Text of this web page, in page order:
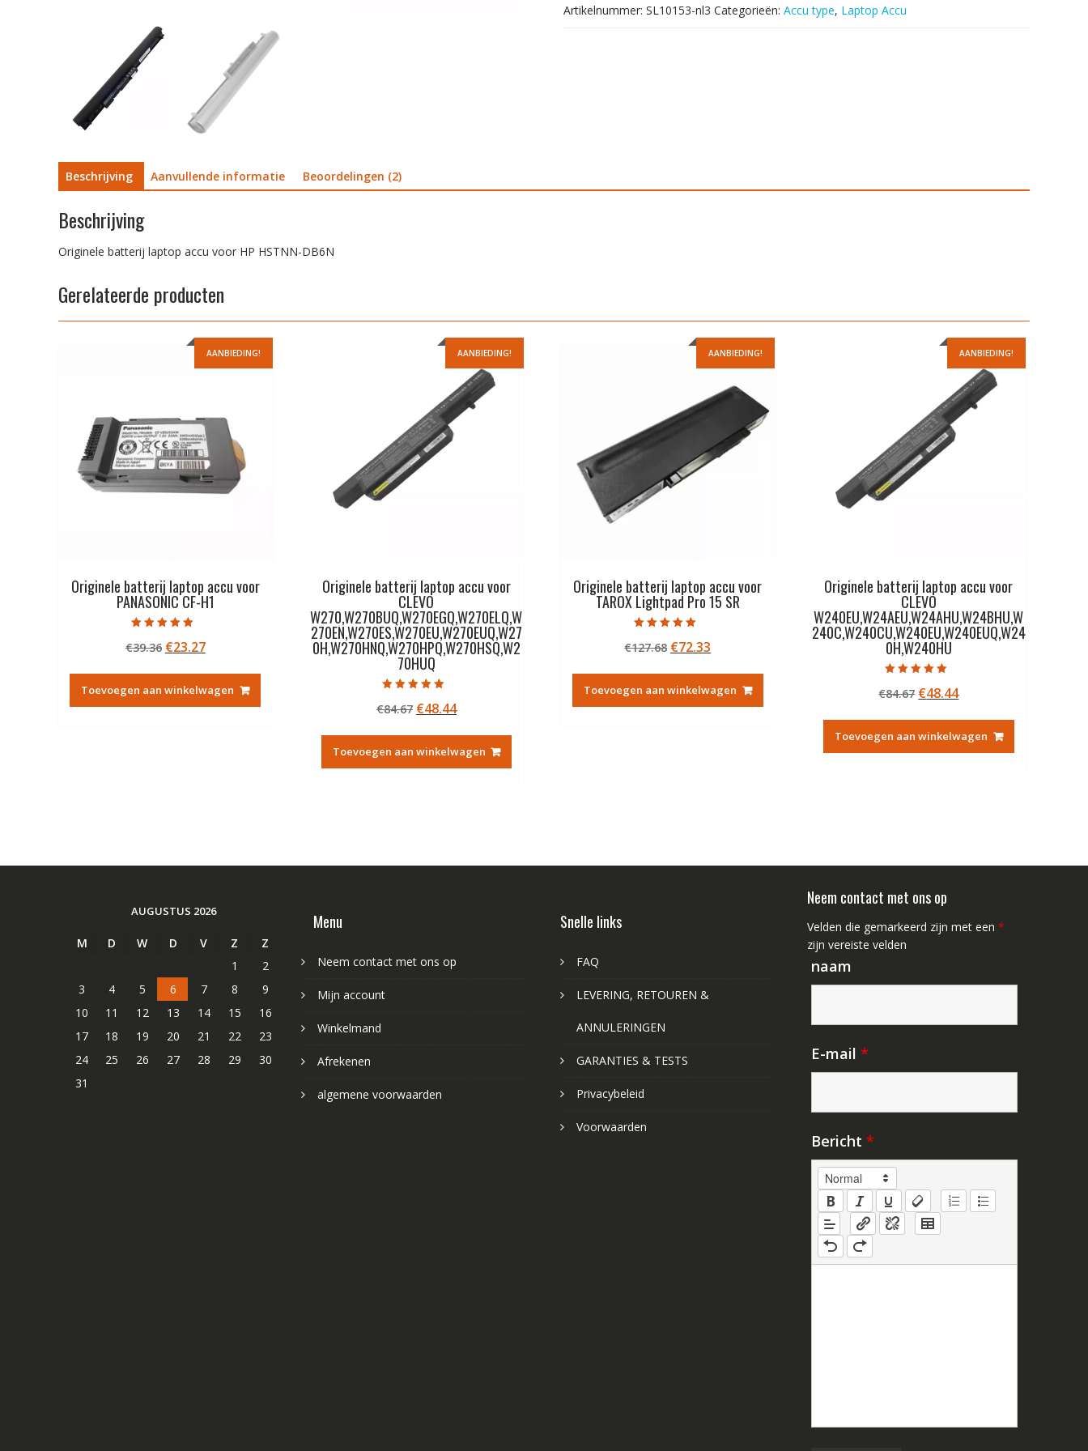
Artikelnummer: SL10153-nl3 Categorieën: Accu type, Laptop Accu
Beschrijving Aanvullende informatie Beoordelingen (2)
Beschrijving
Originele batterij laptop accu voor HP HSTNN-DB6N
Gerelateerde producten
AANBIEDING!
Originele batterij laptop accu voor
PANASONIC CF-H1
4.50
uit 5
€39.36 Oorspronkelijke
was:
€39.36.
€23.27Huidige
€23.27.
Toevoegen aan winkelwagen
AANBIEDING!
Originele batterij laptop accu voor
CLEVO
W270,W270BUQ,W270EGQ,W270ELQ,W
270EN,W270ES,W270EU,W270EUQ,W27
0H,W270HNQ,W270HPQ,W270HSQ,W2
70HUQ
5.00
uit 5
€84.67 Oorspronkelijke
was:
€84.67.
€48.44Huidige
€48.44.
Toevoegen aan winkelwagen
AANBIEDING!
Originele batterij laptop accu voor
TAROX Lightpad Pro 15 SR
5.00
uit 5
€127.68 Oorspronkelijke
was:
€127.68.
€72.33
€72.33.
Toevoegen aan winkelwagen
AANBIEDING!
Originele batterij laptop accu voor
CLEVO
W240EU,W24AEU,W24AHU,W24BHU,W
240C,W240CU,W240EU,W240EUQ,W24
0H,W240HU
5.00
uit 5
€84.67 Oorspronkelijke
was:
€84.67.
€48.44Huidige
€48.44.
Toevoegen aan winkelwagen
AUGUSTUS 2026
M D W D V Z
Z
1
2
3
4 5 6 7 8
9
10
11 12 13 14 15
16
17
18 19 20 21 22
23
24
25 26 27 28 29
30
31
Menu
Neem contact met ons op
Mijn account
Winkelmand
Afrekenen
algemene voorwaarden
Snelle links
FAQ
LEVERING, RETOUREN &
ANNULERINGEN
GARANTIES & TESTS
Privacybeleid
Voorwaarden
Neem contact met ons op
Velden die gemarkeerd zijn met een *
zijn vereiste velden
naam
E-mail *
Bericht *